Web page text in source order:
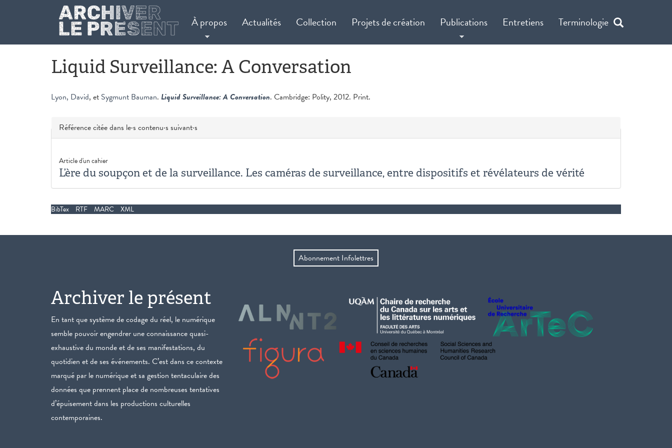
Aller au contenu principal
À propos Actualités Collection Projets de création Publications Entretiens Terminologie
Liquid Surveillance: A Conversation
Lyon, David, et Sygmunt Bauman. Liquid Surveillance: A Conversation. Cambridge: Polity, 2012. Print.
Masquer
Référence citée dans le·s contenu·s suivant·s
Article d'un cahier
L’ère du soupçon et de la surveillance. Les caméras de surveillance, entre dispositifs et révélateurs de vérité
BibTex RTF MARC XML
Abonnement Infolettres
Archiver le présent
En tant que système de codage du réel, le numérique
semble pouvoir engendrer une connaissance quasi-
exhaustive du monde et de ses manifestations, du
quotidien et de ses événements. C’est dans ce contexte
marqué par le numérique et sa gestion tentaculaire des
données que prennent place de nombreuses tentatives
d’épuisement dans les productions culturelles
contemporaines.